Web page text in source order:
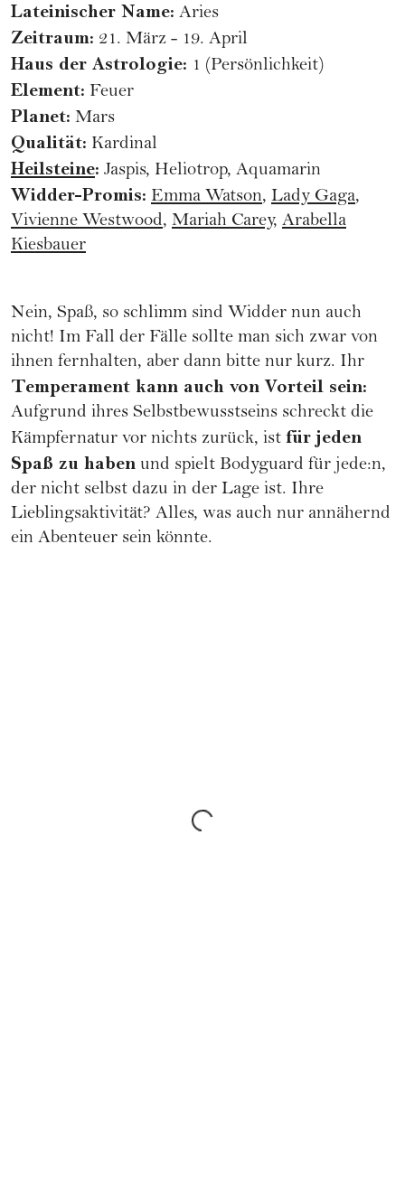
Lateinischer Name: Aries
Zeitraum: 21. März - 19. April
Haus der Astrologie: 1 (Persönlichkeit)
Element: Feuer
Planet: Mars
Qualität: Kardinal
Heilsteine: Jaspis, Heliotrop, Aquamarin
Widder-Promis: Emma Watson, Lady Gaga,
Vivienne Westwood, Mariah Carey, Arabella
Kiesbauer
Nein, Spaß, so schlimm sind Widder nun auch
nicht! Im Fall der Fälle sollte man sich zwar von
ihnen fernhalten, aber dann bitte nur kurz. Ihr
Temperament kann auch von Vorteil sein:
Aufgrund ihres Selbstbewusstseins schreckt die
Kämpfernatur vor nichts zurück, ist für jeden
Spaß zu haben und spielt Bodyguard für jede:n,
der nicht selbst dazu in der Lage ist. Ihre
Lieblingsaktivität? Alles, was auch nur annähernd
ein Abenteuer sein könnte.